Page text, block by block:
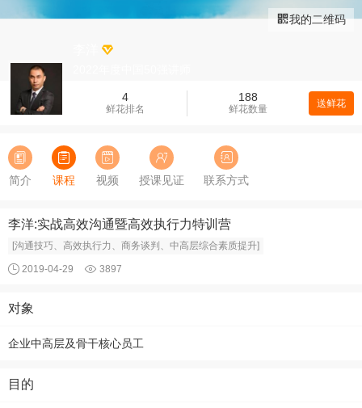
我的二维码
4
鲜花排名
188
鲜花数量 送鲜花
简介 课程 视频 授课见证 联系方式
李洋:实战高效沟通暨高效执行力特训营
[沟通技巧、高效执行力、商务谈判、中高层综合素质提升]
2019-04-29 3897
对象
企业中高层及骨干核心员工
目的